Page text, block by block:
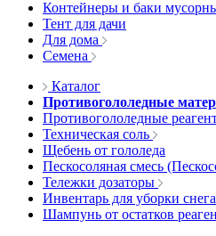
Контейнеры и баки
Тент для дачи
Для дома
Семена
Каталог
Противогололедные
Противогололедные
Техническая соль
Щебень от гололеда
Пескосоляная смесь
Тележки дозаторы
Инвентарь для уборки снега
Шампунь от остатков